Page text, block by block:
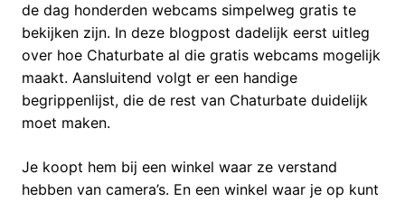
de dag honderden webcams simpelweg gratis te
bekijken zijn. In deze blogpost dadelijk eerst uitleg
over hoe Chaturbate al die gratis webcams mogelijk
maakt. Aansluitend volgt er een handige
begrippenlijst, die de rest van Chaturbate duidelijk
moet maken.
Je koopt hem bij een winkel waar ze verstand
hebben van camera’s. En een winkel waar je op kunt